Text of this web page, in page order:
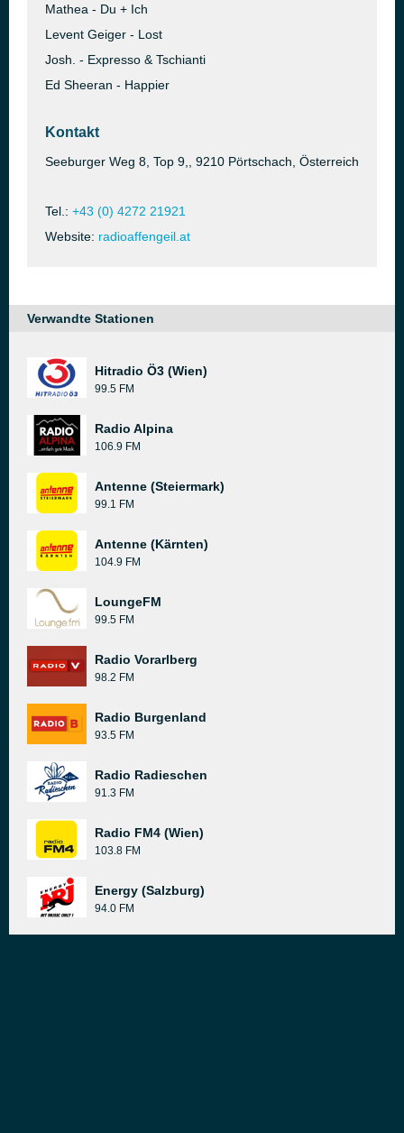
Mathea - Du + Ich
Levent Geiger - Lost
Josh. - Expresso & Tschianti
Ed Sheeran - Happier
Kontakt
Seeburger Weg 8, Top 9,, 9210 Pörtschach, Österreich
Tel.: +43 (0) 4272 21921
Website: radioaffengeil.at
Verwandte Stationen
Hitradio Ö3 (Wien)
99.5 FM
Radio Alpina
106.9 FM
Antenne (Steiermark)
99.1 FM
Antenne (Kärnten)
104.9 FM
LoungeFM
99.5 FM
Radio Vorarlberg
98.2 FM
Radio Burgenland
93.5 FM
Radio Radieschen
91.3 FM
Radio FM4 (Wien)
103.8 FM
Energy (Salzburg)
94.0 FM